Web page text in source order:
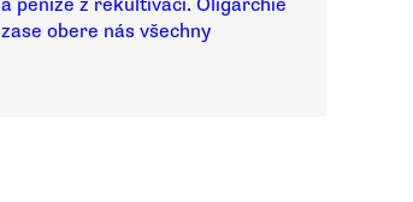
a peníze z rekultivací. Oligarchie
zase obere nás všechny